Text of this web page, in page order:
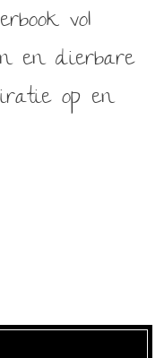
vol
en dierbare
op en